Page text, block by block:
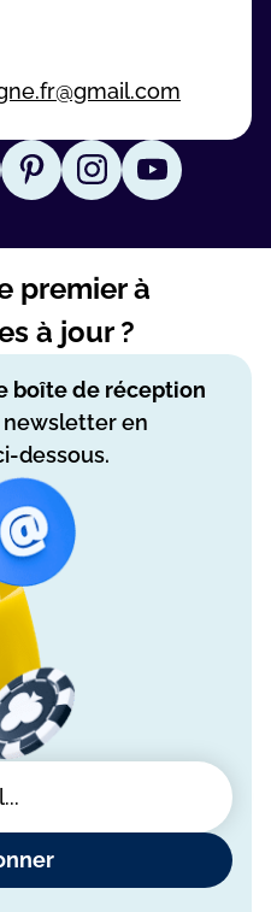
premier à
à jour ?
boîte de réception
en
dessous.